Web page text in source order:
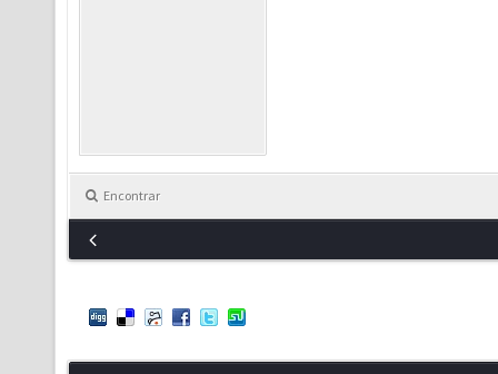
Encontrar